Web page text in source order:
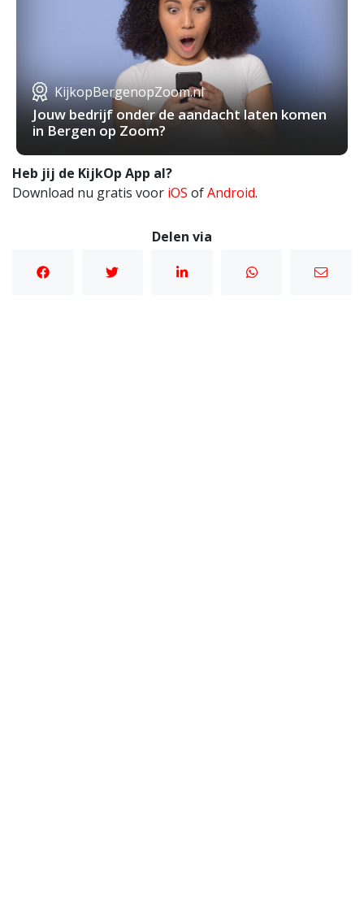
KijkopBergenopZoom.nl
Jouw bedrijf onder de aandacht laten komen
in Bergen op Zoom?
Heb jij de KijkOp App al?
Download nu gratis voor iOS ofAndroid.
Delen via